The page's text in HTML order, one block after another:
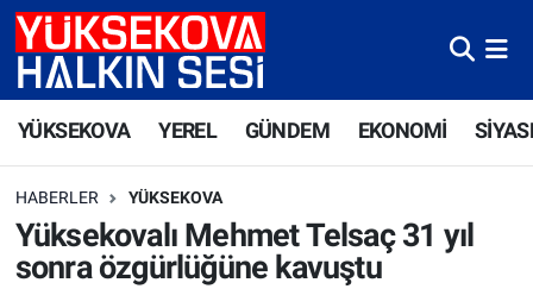
YÜKSEKOVA YEREL GÜNDEM EKONOMİ
HABERLER YÜKSEKOVA
Yüksekovalı Mehmet Telsaç 31 yıl
sonra özgürlüğüne kavuştu
Yüksekova Nöbetçi Eczaneler
Yüksekova Trafik Yoğunluk Haritası
Süper Lig Puan Durumu ve Fikstür